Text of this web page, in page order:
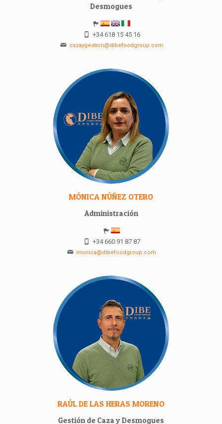
Desmogues
+34 618 15 45 16
cazaygestion@dibefoodgroup.com
MÓNICA NÚÑEZ OTERO
Administración
+34 660 91 87 87
monica@dibefoodgroup.com
RAÚL DE LAS HERAS MORENO
Gestión de Caza y Desmogues